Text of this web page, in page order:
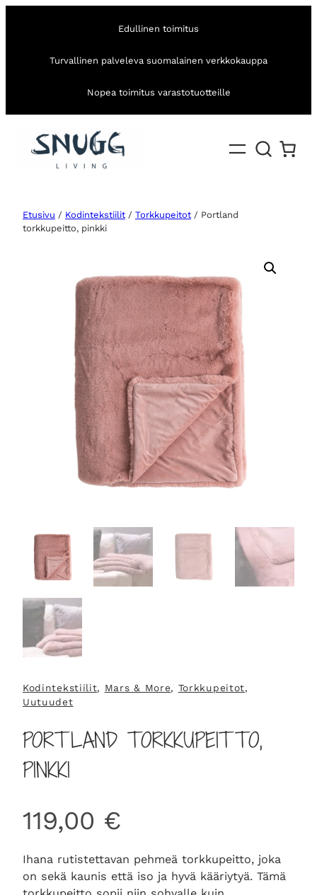
Edullinen toimitus
Turvallinen palveleva suomalainen verkkokauppa
Nopea toimitus varastotuotteille
Etusivu / Kodintekstiilit / Torkkupeitot / Portland
torkkupeitto, pinkki
Kodintekstiilit, Mars & More, Torkkupeitot
Uutuudet
PORTLAND TORKKUPEITTO,
PINKKI
119,00 €
Ihana rutistettavan pehmeä torkkupeitto, joka
on sekä kaunis että iso ja hyvä kääriytyä. Tämä